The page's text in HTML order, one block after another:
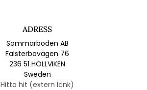
ADRESS
Sommarboden AB
Falsterbovägen 76
236 51 HÖLLVIKEN
Sweden
Hitta hit (extern länk)